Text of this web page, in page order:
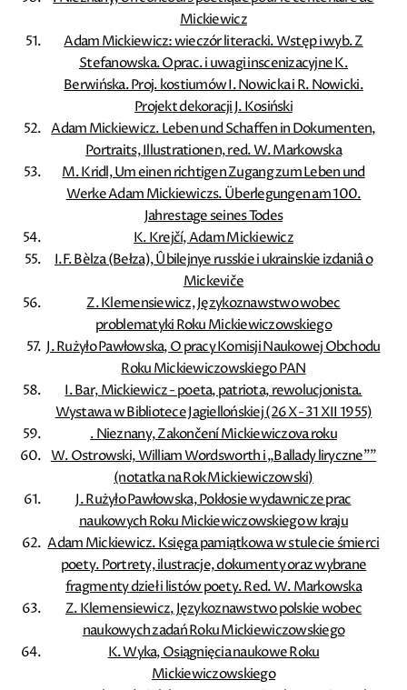
Mickiewicz
Adam Mickiewicz: wieczór literacki. Wstęp i wyb. Z
Stefanowska. Oprac. i uwagi inscenizacyjne K.
Berwińska. Proj. kostiumów I. Nowicka i R. Nowicki.
Projekt dekoracji J. Kosiński
Adam Mickiewicz. Leben und Schaffen in Dokumenten,
Portraits, Illustrationen, red. W. Markowska
M. Kridl, Um einen richtigen Zugang zum Leben und
Werke Adam Mickiewiczs. Überlegungen am 100.
Jahrestage seines Todes
K. Krejčí, Adam Mickiewicz
I.F. Bèlza (Bełza), Ûbilejnye russkie i ukrainskie izdaniâ o
Mickeviče
Z. Klemensiewicz, Językoznawstwo wobec
problematyki Roku Mickiewiczowskiego
J. Rużyło Pawłowska, O pracy Komisji Naukowej Obchodu
Roku Mickiewiczowskiego PAN
I. Bar, Mickiewicz - poeta, patriota, rewolucjonista.
Wystawa w Bibliotece Jagiellońskiej (26 X- 31 XII 1955)
. Nieznany, Zakončení Mickiewiczova roku
W. Ostrowski, William Wordsworth i „Ballady liryczne””
(notatka na Rok Mickiewiczowski)
J. Rużyło Pawłowska, Pokłosie wydawnicze prac
naukowych Roku Mickiewiczowskiego w kraju
Adam Mickiewicz. Księga pamiątkowa w stulecie śmierci
poety. Portrety, ilustracje, dokumenty oraz wybrane
fragmenty dzieł i listów poety. Red. W. Markowska
Z. Klemensiewicz, Językoznawstwo polskie wobec
naukowych zadań Roku Mickiewiczowskiego
K. Wyka, Osiągnięcia naukowe Roku
Mickiewiczowskiego